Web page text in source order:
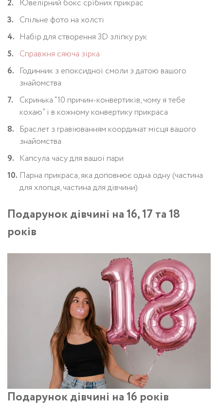
Ювелірний бокс срібних прикрас
Спільне фото на холсті
Набір для створення 3D зліпку рук
Справжня сяюча зірка
Годинник з епоксидної смоли з датою вашого
знайомства
Скринька “10 причин-конвертиків, чому я тебе
кохаю” і в кожному конвертику прикраса
Браслет з гравіюванням координат місця вашого
знайомства
Капсула часу для вашої пари
Парна прикраса, яка доповнює одна одну (частина
для хлопця, частина для дівчини)
Подарунок дівчині на 16, 17 та 18
років
Подарунок дівчині на 16 років